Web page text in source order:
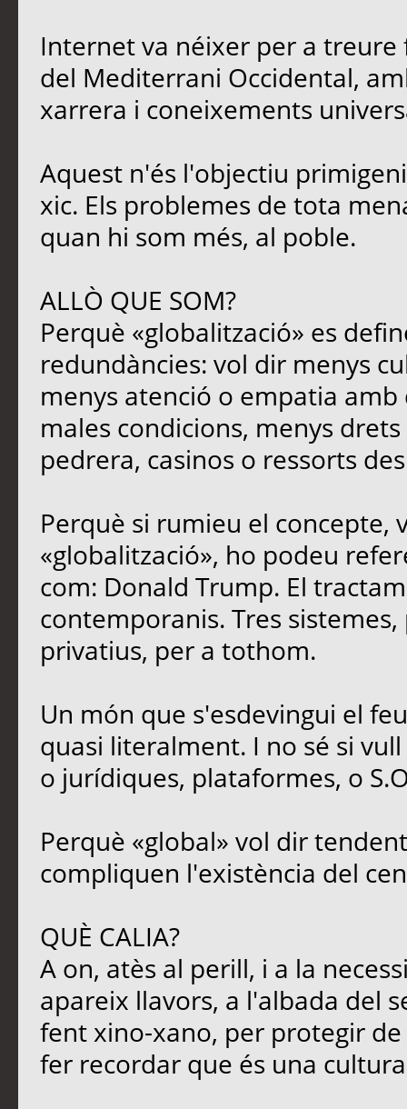
Internet va néixer per a
del Mediterrani Occidental,
xarrera i coneixements
Aquest n'és l'objectiu
xic. Els problemes de tota
quan hi som més, al poble.
ALLÒ QUE SOM?
Perquè «globalització» es
redundàncies: vol dir menys
menys atenció o empatia
males condicions, menys
pedrera, casinos o ressorts
Perquè si rumieu el concepte,
«globalització», ho podeu
com: Donald Trump. El
contemporanis. Tres
privatius, per a tothom.
Un món que s'esdevingui el
quasi literalment. I no sé si
o jurídiques, plataformes, o
Perquè «global» vol dir
compliquen l'existència del
QUÈ CALIA?
A on, atès al perill, i a la
apareix llavors, a l'albada del
fent xino-xano, per protegir
fer recordar que és una